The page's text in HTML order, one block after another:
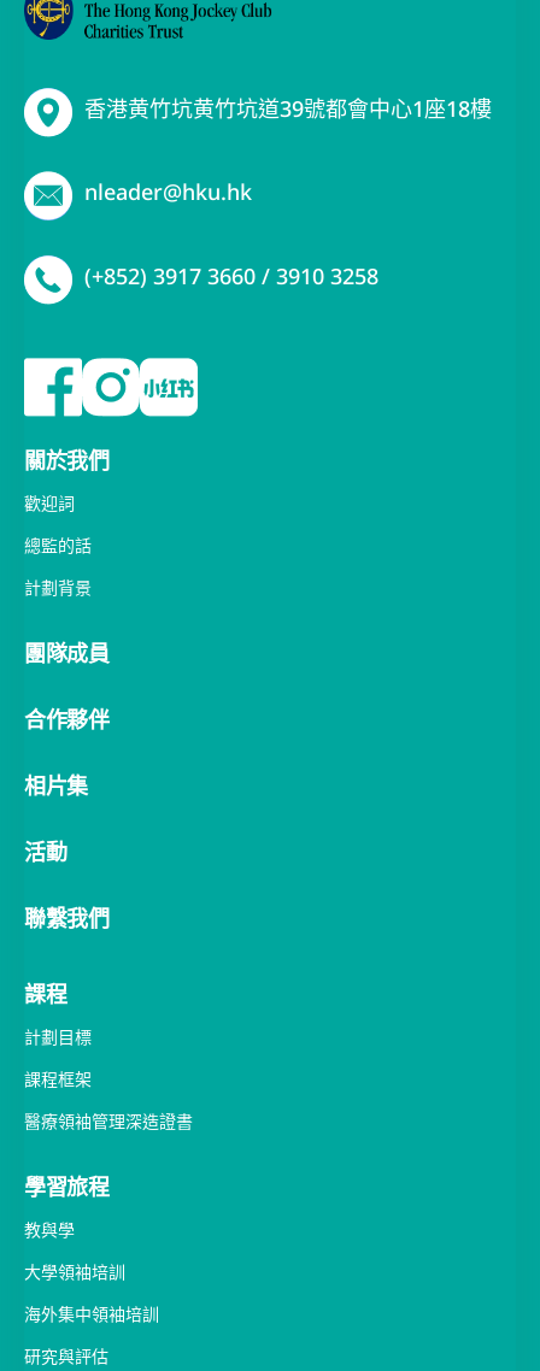
香港黄竹坑黄竹坑道39號都會中心1座18樓
nleader@hku.hk
(+852) 3917 3660 / 3910 3258
關於我們
歡迎詞
總監的話
計劃背景
團隊成員
合作夥伴
相片集
活動
聯繫我們
課程
計劃目標
課程框架
醫療領袖管理深造證書
學習旅程
教與學
大學領袖培訓
海外集中領袖培訓
研究與評估